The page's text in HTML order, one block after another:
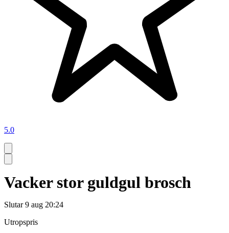
5.0
Vacker stor guldgul brosch
Slutar 9 aug 20:24
Utropspris